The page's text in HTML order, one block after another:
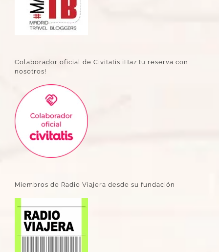
Colaborador oficial de Civitatis ¡Haz tu reserva con
nosotros!
Miembros de Radio Viajera desde su fundación